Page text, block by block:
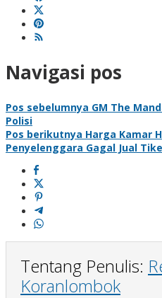
Navigasi pos
Pos sebelumnya GM The
Polisi
Pos berikutnya Harga Kamar
Penyelenggara Gagal Jual
Tentang Penulis:
Koranlombok